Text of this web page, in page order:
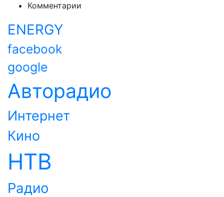
Комментарии
ENERGY
facebook
google
Авторадио
Интернет
Кино
НТВ
Радио